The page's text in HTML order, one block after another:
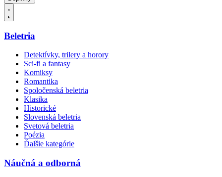
Beletria
Detektívky, trilery a horory
Sci-fi a fantasy
Komiksy
Romantika
Spoločenská beletria
Klasika
Historické
Slovenská beletria
Svetová beletria
Poézia
Ďalšie kategórie
Náučná a odborná